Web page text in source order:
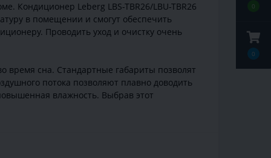
0
0
Кондиционер Leberg LBS-TBR26/LBU-TBR26
в помещении и смогут обеспечить
Проводить уход и очистку очень
время сна. Стандартные габариты позволят
потока позволяют плавно доводить
влажность. Выбрав этот